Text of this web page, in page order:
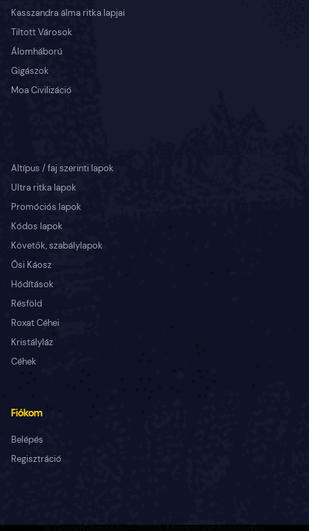
Kasszandra álma ritka lapjai
Tiltott Városok
Álomháború
Gigászok
Moa Civilizáció
Altípus / faj szerinti lapok
Ultra ritka lapok
Promóciós lapok
Kódos lapok
Követők, szabálylapok
Ősi Káosz
Hódítások
Résföld
Roxat Céhei
Kristályláz
Céhek
Fiókom
Belépés
Regisztráció
© GrandGames.hu - 2023. Minden jog fenntartva.